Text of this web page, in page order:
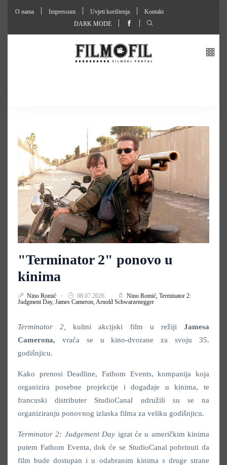
O nama Impressum Uvjeti korištenja
Kontakt
DARK MODE
"Terminator 2" ponovo u
kinima
Nino Romić 08.07.2026. Nino Romić, Terminator 2:
Judgment Day, James Cameron,Arnold Schwarzenegger
Terminator 2,kultni akcijski film u režijiJamesa
Camerona, vraća se u kino-dvorane za svoju 35.
godišnjicu.
Kako prenosi Deadline, Fathom Events, kompanija koja
organizira posebne projekcije i događaje u kinima, te
francuski distributer StudioCanal udružili su se na
organiziranju ponovnog izlaska filma za veliku godišnjicu.
Terminator 2: Judgement Day igrat će u američkim kinima
putem Fathom Eventa, dok će se StudioCanal pobrinuti da
film bude dostupan i u odabranim kinima s druge strane